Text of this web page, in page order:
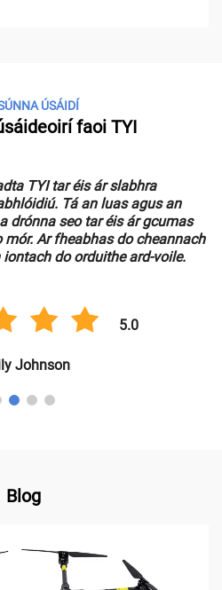
ÚSÁIDÍ
faoi TYI
éis ár n-ionchais a shárú lena
agus a thaithí eitilte inmholta.
mór, cuireann sé cáilíocht
comhoiriúnacha do
mhóra.
5.0
Davis
Blog